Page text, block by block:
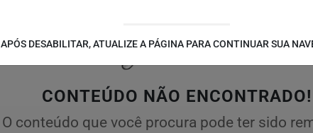
CONTEÚDO NÃO ENCONTRADO!
O conteúdo que você procura pode ter sido
APÓS DESABILITAR, ATUALIZE A PÁGINA PARA CONTINUAR SUA